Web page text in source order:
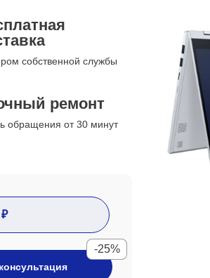
собственной службы
ремонт
обращения от 30 минут
-25%